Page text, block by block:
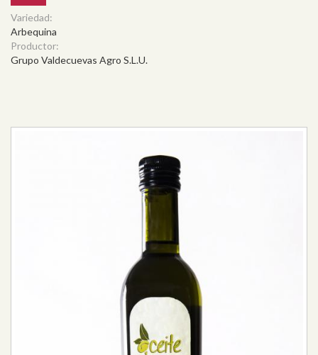
Variedad:
Arbequina
Productor:
Grupo Valdecuevas Agro S.L.U.